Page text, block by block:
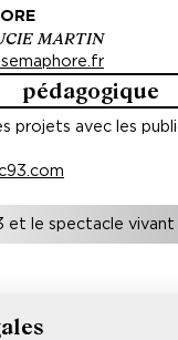
MARTIN
pédagogique
projets avec les
et le spectacle vivant